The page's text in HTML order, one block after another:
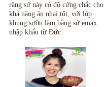
răng sứ này có độ cứng chắc cho
khả năng ăn nhai tốt, với lớp
khung sườn làm bằng sứ emax
nhập khẩu từ Đức.